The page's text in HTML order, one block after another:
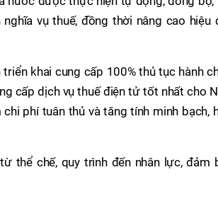
vụ thuế, đồng thời nâng cao hiệu
khai cung cấp 100% thủ tục hành
cấp dịch vụ thuế điện tử tốt nhất cho
phí tuân thủ và tăng tính minh bạch,
thể chế, quy trình đến nhân lực, đảm